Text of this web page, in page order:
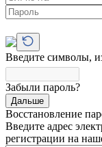
Введите символы,
Забыли пароль?
Дальше
Восстановление
Введите адрес
регистрации на